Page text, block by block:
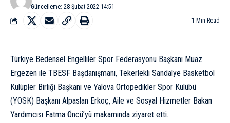
Güncelleme: 28 Şubat 2022 14:51
1 Min Read
Türkiye Bedensel Engelliler Spor Federasyonu Başkanı Muaz
Ergezen ile TBESF Başdanışmanı, Tekerlekli Sandalye Basketbol
Kulüpler Birliği Başkanı ve Yalova Ortopedikler Spor Kulübü
(YOSK) Başkanı Alpaslan Erkoç, Aile ve Sosyal Hizmetler Bakan
Yardımcısı Fatma Öncü’yü makamında ziyaret etti.